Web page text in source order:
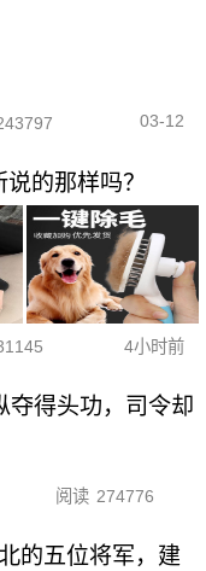
03-12
的那样吗？
4小时前
夺得头功，司令却
阅读 274776
的五位将军，建